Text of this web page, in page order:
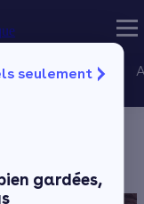
seulement
gardées,
Nos services